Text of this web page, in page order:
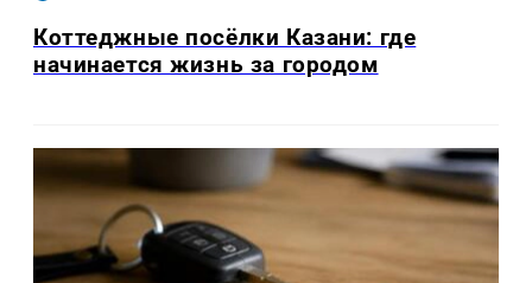
Коттеджные посёлки Казани: где
начинается жизнь за городом